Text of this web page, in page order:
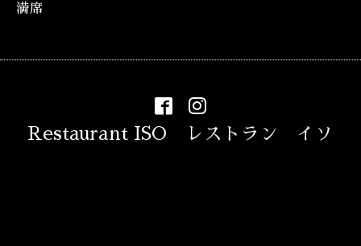
満席
Restaurant ISO レストラン イソ